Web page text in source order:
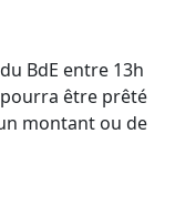
BdE entre 13h
être prêté
montant ou de